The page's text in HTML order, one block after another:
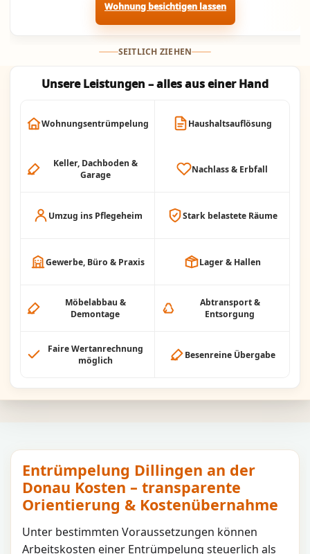
Wohnung besichtigen lassen
SEITLICH ZIEHEN
Unsere Leistungen – alles aus einer Hand
Wohnungsentrümpelung Haushaltsauflösung
Keller, Dachboden &
Garage
Nachlass & Erbfall
Umzug ins Pflegeheim Stark belastete Räume
Gewerbe, Büro & Praxis Lager & Hallen
Möbelabbau &
Demontage
Abtransport &
Entsorgung
Faire Wertanrechnung
möglich
Besenreine Übergabe
Entrümpelung Dillingen an der
Donau Kosten – transparente
Orientierung & Kostenübernahme
Unter bestimmten Voraussetzungen können
Arbeitskosten einer Entrümpelung steuerlich als